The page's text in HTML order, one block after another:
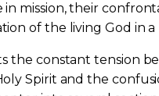
in mission, their
of the living God in
the constant tension
Spirit and the